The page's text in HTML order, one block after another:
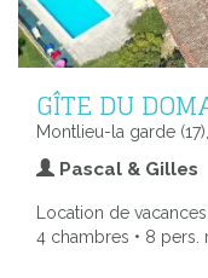
GÎTE DU
Montlieu-la garde
Pascal & Gilles
Location de
4 chambres • 8 pers.